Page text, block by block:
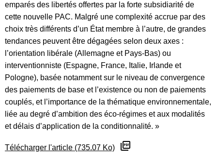
emparés des libertés offertes par la forte subsidiarité de
cette nouvelle PAC. Malgré une complexité accrue par des
choix très différents d’un État membre à l’autre, de grandes
tendances peuvent être dégagées selon deux axes :
l’orientation libérale (Allemagne et Pays-Bas) ou
interventionniste (Espagne, France, Italie, Irlande et
Pologne), basée notamment sur le niveau de convergence
des paiements de base et l’existence ou non de paiements
couplés, et l’importance de la thématique environnementale,
liée au degré d’ambition des éco-régimes et aux modalités
et délais d’application de la conditionnalité. »
Télécharger l'article (735.07 Ko)